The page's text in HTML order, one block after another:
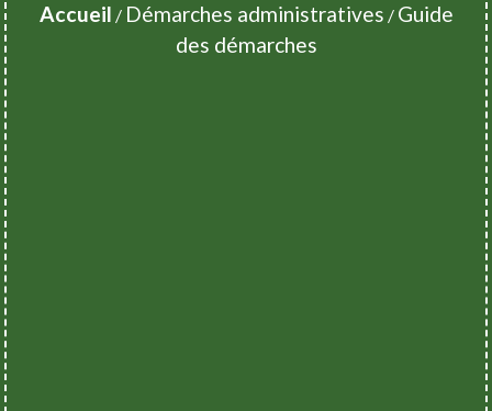
Accueil / Démarches administratives / Guide
des démarches